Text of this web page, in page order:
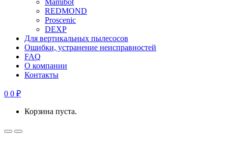
Mamibot
REDMOND
Proscenic
DEXP
Для вертикальных пылесосов
Ошибки, устранение неисправностей
FAQ
О компании
Контакты
0 0 ₽
Корзина пуста.